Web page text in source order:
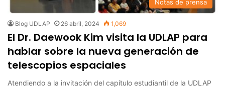
Notas de prensa
Blog UDLAP 26 abril, 2024 1,069
El Dr. Daewook Kim visita la UDLAP para
hablar sobre la nueva generación de
telescopios espaciales
Atendiendo a la invitación del capítulo estudiantil de la UDLAP